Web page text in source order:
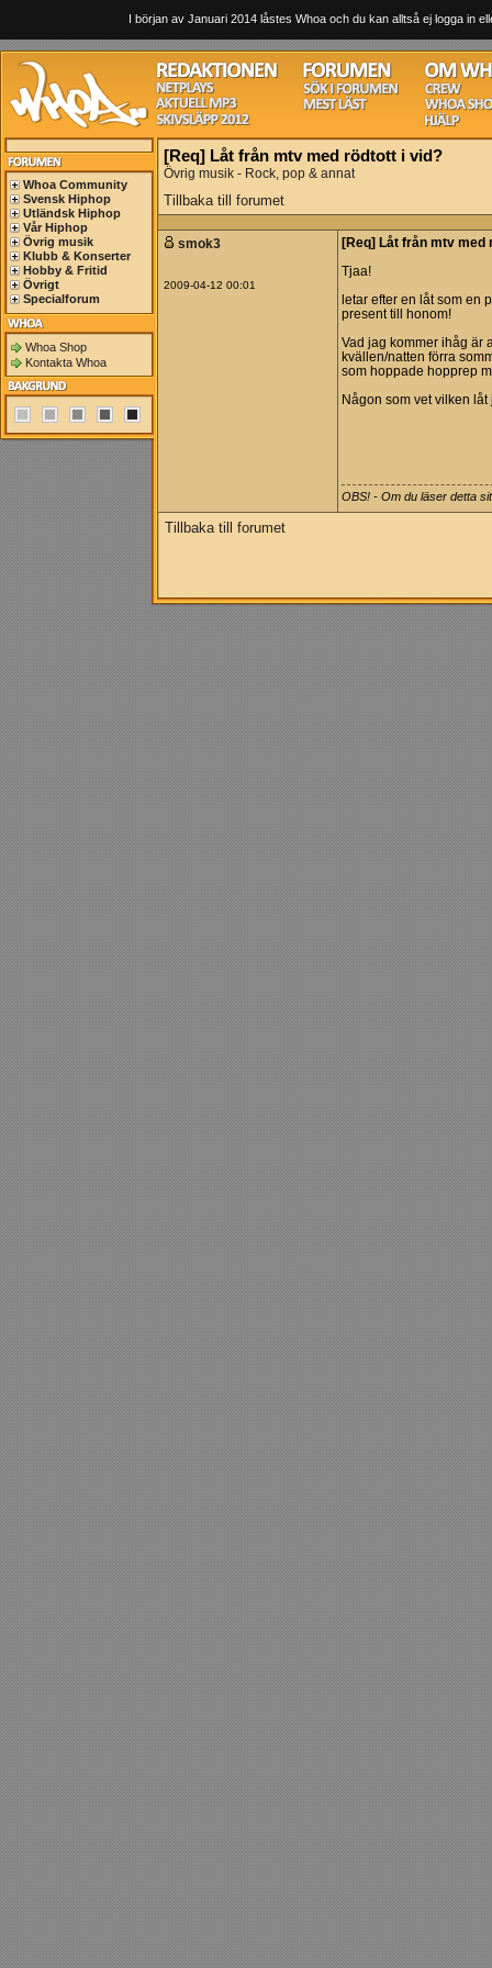
I början av Januari 2014 låstes Whoa och du kan alltså ej logga in
Whoa Community
Svensk Hiphop
Utländsk Hiphop
Vår Hiphop
Övrig musik
Klubb & Konserter
Hobby & Fritid
Övrigt
Specialforum
Whoa Shop
Kontakta Whoa
[Req] Låt från mtv med rödtott i vid?
Övrig musik - Rock, pop & annat
Tillbaka till forumet
smok3
2009-04-12 00:01
[Req] Låt från mtv med
Tjaa!
letar efter en låt som en
present till honom!
Vad jag kommer ihåg är
kvällen/natten förra
som hoppade hopprep
Någon som vet vilken låt
OBS! - Om du läser detta
Tillbaka till forumet